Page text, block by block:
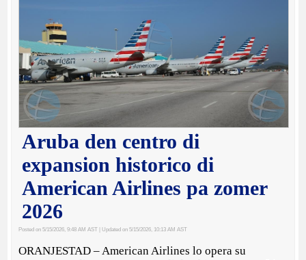
Aruba den centro di
expansion historico di
American Airlines pa zomer
2026
Posted on 5/15/2026, 9:48 AM AST | Updated on 5/15/2026, 10:13 AM AST
ORANJESTAD – American Airlines lo opera su